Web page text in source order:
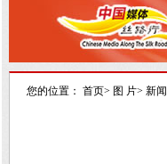
您的位置： 首页> 图 片> 新